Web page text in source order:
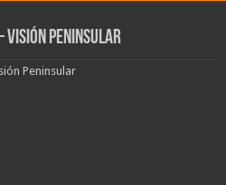
Peninsular
Peninsular